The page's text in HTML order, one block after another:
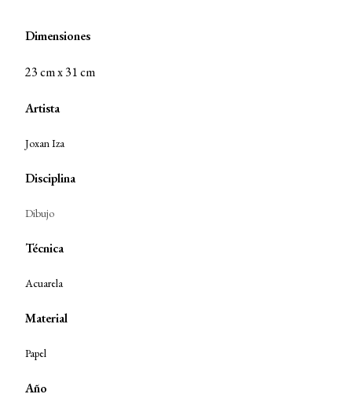
Dimensiones
23 cm x 31 cm
Artista
Joxan Iza
Disciplina
Dibujo
Técnica
Acuarela
Material
Papel
Año